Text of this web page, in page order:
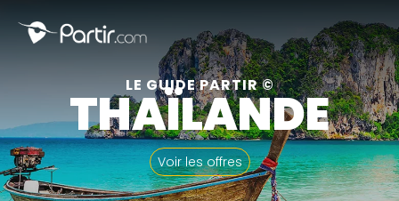
LE GUIDE PARTIR ©
THAÏLANDE
Voir les offres
Fermer
📍 Destinations populaires